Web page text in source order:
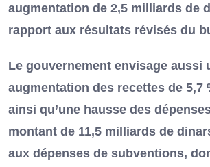
augmentation de 2,5 milliards de
rapport aux résultats révisés du
Le gouvernement envisage aussi
augmentation des recettes de 5,7
ainsi qu’une hausse des
montant de 11,5 milliards de
aux dépenses de subventions,